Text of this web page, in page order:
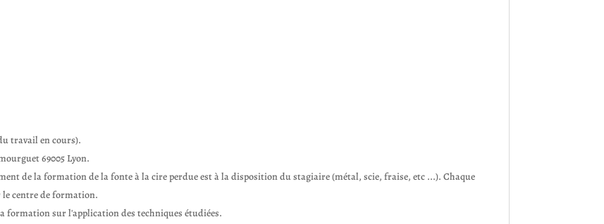
travail en cours).
69005 Lyon.
de la formation de la fonte à la cire perdue est à la disposition du stagiaire (métal, scie, fraise, etc ...). Chaque
centre de formation.
formation sur l'application des techniques étudiées.